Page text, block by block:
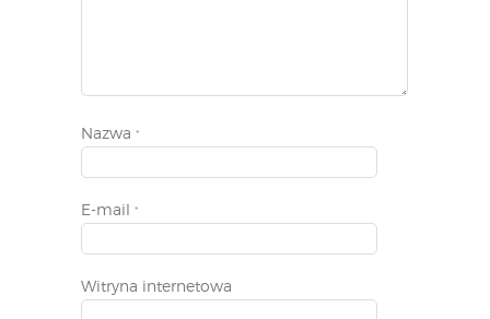
Nazwa *
E-mail *
Witryna internetowa